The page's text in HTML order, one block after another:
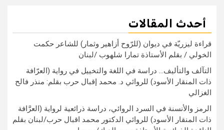
أحدث المقالات
قراءة ليزريّة في ديوان (للرّوح أزاهير وثمار) للشاعر حكمت
الخولي / بقلم الأستاذة تمارا شلهوب /لبنان
التآلف والتأليف… دراسة في اللغة والتخييل في رواية (العرّافة
ذات المنقار الأسود) للروائي د. محمد إقبال حرب بقلم: منذر فالح
الغزالي
الرمز والأنسنة في السرد الروائي، دراسة ذرائعية لرواية (العرَّافة
ذات المنقار الأسود) للروائي الدكتور محمد اقبال حرب/لبنان بقلم